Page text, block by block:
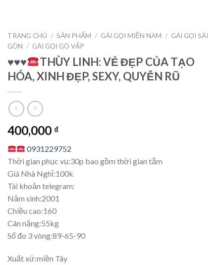
TRANG CHỦ / SẢN PHẨM / GÁI GỌI MIỀN NAM / GÁI GỌI SÀI
GÒN / GÁI GỌI GÒ VẤP
♥️♥️♥️
THÙY LINH: VẺ ĐẸP CỦA TẠO
HÓA, XINH ĐẸP, SEXY, QUYỄN RŨ
400,000 ₫
0931229752
Thời gian phục vụ:30p bao gồm thời gian tắm
Giá Nhà Nghỉ:100k
Tài khoản telegram:
Năm sinh:2001
Chiều cao:160
Cân nặng:55kg
Số đo 3 vòng:89-65-90
Xuất xứ:miền Tây